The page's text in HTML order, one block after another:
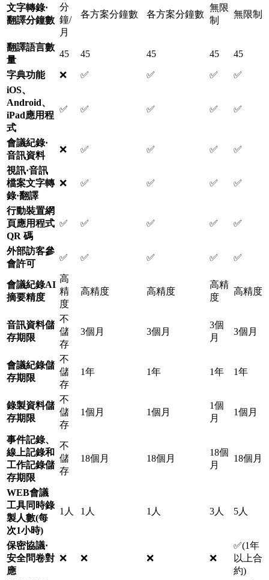
文字轉錄·
翻譯分鐘數
分
鐘/
月
各方案分鐘數 各方案分鐘數
無限
制
無限制
翻譯語言數
量
45 45 45 45 45
字典功能 ❌ ✅ ✅ ✅
✅
iOS、
Android、
iPad應用程
式
✅ ✅ ✅ ✅ ✅
會議紀錄·
音訊資料
❌ ✅ ✅ ✅ ✅
視訊·音訊
檔案文字轉
錄·翻譯
❌ ✅ ✅ ✅ ✅
行動裝置網
頁應用程式
QR 碼
✅ ✅ ✅ ✅ ✅
外部訪客參
會許可
✅ ✅ ✅ ✅ ✅
會議紀錄AI
摘要精度
高
精
度
高精度 高精度
高精
度
高精度
音訊資料儲
存期限
不
儲
存
3個月 3個月
3個
月
3個月
會議紀錄儲
存期限
不
儲
存
1年 1年 1年 1年
錄製資料儲
存期限
不
儲
存
1個月 1個月
1個
月
1個月
事件記錄、
線上記錄和
工作記錄儲
存期限
不
儲
存
18個月 18個月
18個
月
18個月
WEB會議
工具同時錄
製人數(每
次1小時)
1人 1人 1人 3人 5人
保密協議·
安全問卷對
應
❌ ❌ ❌ ❌
✅(1年
以上合
約)